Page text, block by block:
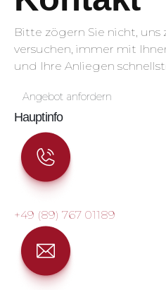
Bitte zögern Sie nicht, uns
versuchen, immer mit
und Ihre Anliegen
Angebot anfordern
Hauptinfo
+49 (89) 767 01189